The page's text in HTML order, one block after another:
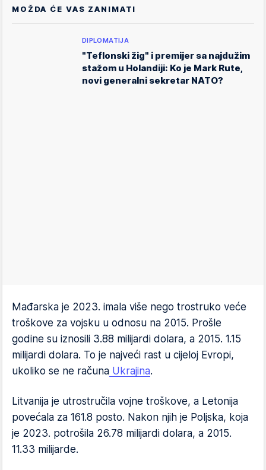
MOŽDA ĆE VAS ZANIMATI
DIPLOMATIJA
"Teflonski žig" i premijer sa najdužim
stažom u Holandiji: Ko je Mark Rute,
novi generalni sekretar NATO?
Mađarska je 2023. imala više nego trostruko veće
troškove za vojsku u odnosu na 2015. Prošle
godine su iznosili 3.88 milijardi dolara, a 2015. 1.15
milijardi dolara. To je najveći rast u cijeloj Evropi,
ukoliko se ne računa Ukrajina.
Litvanija je utrostručila vojne troškove, a Letonija
povećala za 161.8 posto. Nakon njih je Poljska, koja
je 2023. potrošila 26.78 milijardi dolara, a 2015.
11.33 milijarde.